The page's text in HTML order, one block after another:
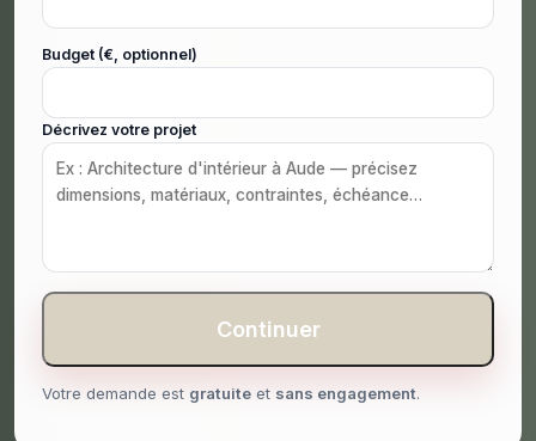
Budget (€, optionnel)
Décrivez votre projet
Continuer
Votre demande est gratuite et sans engagement.